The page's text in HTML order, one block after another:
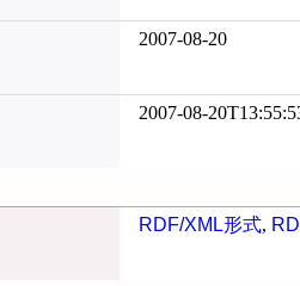
2007-08-20
2007-08-
RDF/XML形式,